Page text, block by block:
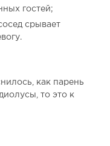
гостей;
срывает
как парень
то это к